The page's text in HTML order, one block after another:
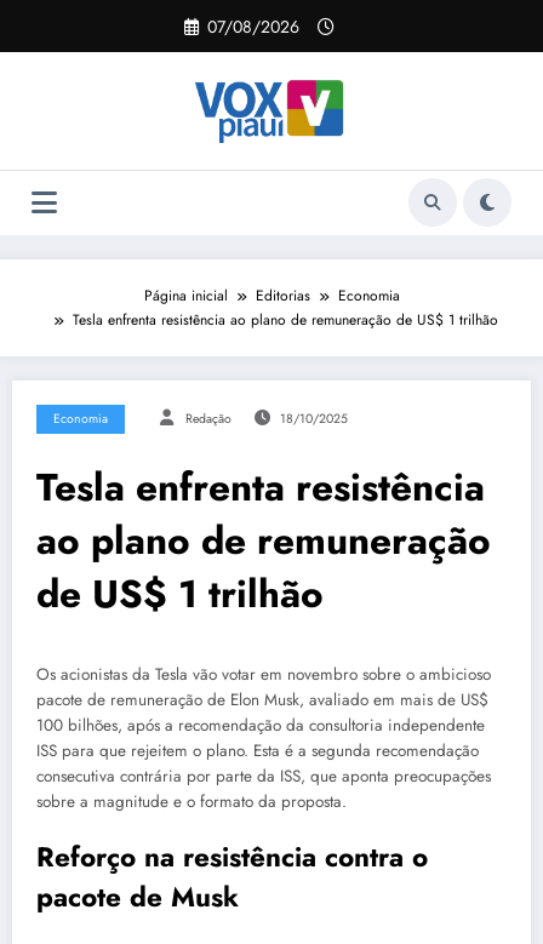
o
07/08/2026
Página inicial Editorias
Economia
Tesla enfrenta resistência ao plano de remuneração de US$ 1 trilhão
Economia Redação 18/10/2025
Tesla enfrenta resistência
ao plano de remuneração
de US$ 1 trilhão
Os acionistas da Tesla vão votar em novembro sobre o ambicioso
pacote de remuneração de Elon Musk, avaliado em mais de US$
100 bilhões, após a recomendação da consultoria independente
ISS para que rejeitem o plano. Esta é a segunda recomendação
consecutiva contrária por parte da ISS, que aponta preocupações
sobre a magnitude e o formato da proposta.
Reforço na resistência contra o
pacote de Musk